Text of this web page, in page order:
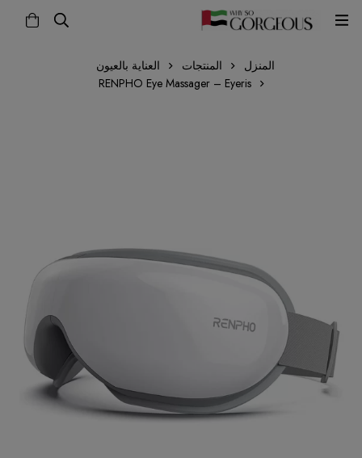
المنزل المنتجات
العناية بالعيون
RENPHO Eye Massager – Eyeris